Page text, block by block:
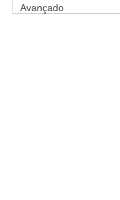
Avançado